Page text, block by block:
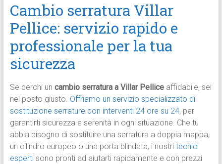
Cambio serratura Villar
Pellice: servizio rapido e
professionale per la tua
sicurezza
Se cerchi un cambio serratura a Villar Pelliceaffidabile, sei
nel posto giusto. Offriamo un servizio specializzato di
sostituzione serrature con interventi 24 ore su 24, per
garantirti sicurezza e serenità in ogni situazione. Che tu
abbia bisogno di sostituire una serratura a doppia mappa,
un cilindro europeo o una porta blindata, i nostri tecnici
espertisono pronti ad aiutarti rapidamente e con prezzi